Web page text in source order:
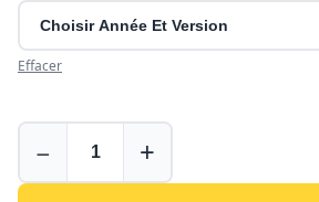
Effacer
pour
Fiat
− +